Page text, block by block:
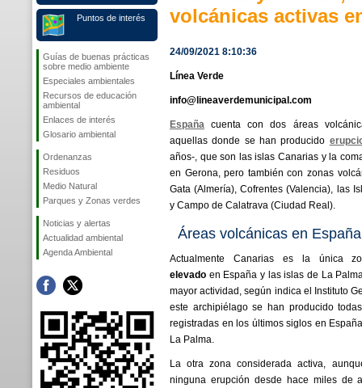
Puntos de interés
Guías de buenas prácticas
sobre medio ambiente
Especiales ambientales
Recursos de educación
ambiental
Enlaces de interés
Glosario ambiental
Ordenanzas
Residuos
Medio Natural
Parques y Zonas verdes
Noticias y alertas
Actualidad ambiental
Agenda Ambiental
volcánicas activas
24/09/2021 8:10:36
Línea Verde
info@lineaverdemunicipal.com
España cuenta con dos áreas
aquellas donde se han producido
años-, que son las islas Canarias y la
en Gerona, pero también con zonas
Gata (Almería), Cofrentes (Valencia), las
y Campo de Calatrava (Ciudad Real).
Áreas volcánicas en España
Actualmente Canarias es la única
elevado en España y las islas de La
mayor actividad, según indica el Instituto
este archipiélago se han producido
registradas en los últimos siglos en
La Palma.
La otra zona considerada activa,
ninguna erupción desde hace miles de